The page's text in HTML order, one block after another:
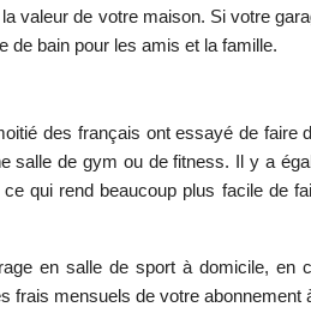
valeur de votre maison. Si votre
de bain pour les amis et la famille.
des français ont essayé de faire
salle de gym ou de fitness. Il y a
qui rend beaucoup plus facile de
en salle de sport à domicile, en
frais mensuels de votre abonnement